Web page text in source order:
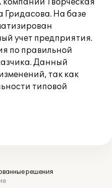
Творческая
Гридасова. На базе
учет предприятия.
по правильной
Данный
так как
типовой
решения